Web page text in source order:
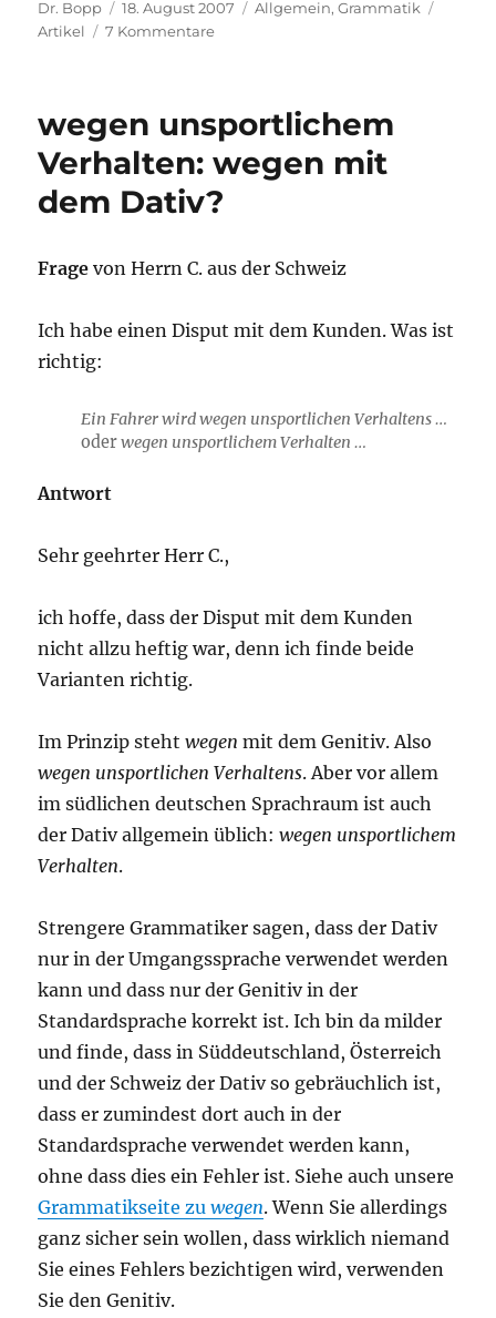
Autor
Dr. Bopp
Veröffentlicht
am
18. August 2007 Kategorien
Allgemein,Grammatik
Artikel
7 Kommentarezu
/
im
Urlaub
sein?
wegen unsportlichem
Verhalten: wegen mit
dem Dativ?
Frage von Herrn C. aus der Schweiz
Ich habe einen Disput mit dem Kunden. Was ist
richtig:
Ein Fahrer wird wegen unsportlichen Verhaltens …
oderwegen unsportlichem Verhalten …
Antwort
Sehr geehrter Herr C.,
ich hoffe, dass der Disput mit dem Kunden
nicht allzu heftig war, denn ich finde beide
Varianten richtig.
Im Prinzip stehtwegen mit dem Genitiv. Also
wegen unsportlichen Verhaltens. Aber vor allem
im südlichen deutschen Sprachraum ist auch
der Dativ allgemein üblich:wegen unsportlichem
Verhalten.
Strengere Grammatiker sagen, dass der Dativ
nur in der Umgangssprache verwendet werden
kann und dass nur der Genitiv in der
Standardsprache korrekt ist. Ich bin da milder
und finde, dass in Süddeutschland, Österreich
und der Schweiz der Dativ so gebräuchlich ist,
dass er zumindest dort auch in der
Standardsprache verwendet werden kann,
ohne dass dies ein Fehler ist. Siehe auch unsere
Grammatikseite zuwegen. Wenn Sie allerdings
ganz sicher sein wollen, dass wirklich niemand
Sie eines Fehlers bezichtigen wird, verwenden
Sie den Genitiv.